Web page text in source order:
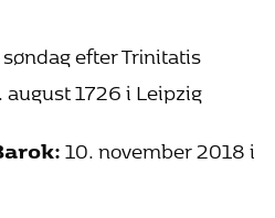
efter Trinitatis
august 1726 i Leipzig
10. november 2018 i